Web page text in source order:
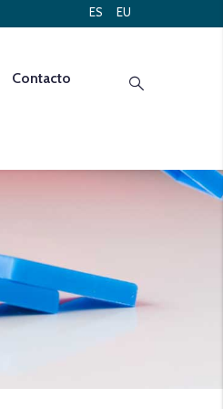
EU
ES
Contacto